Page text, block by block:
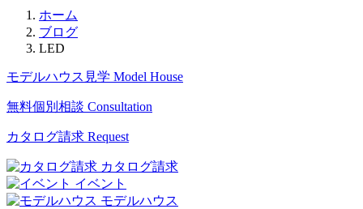
ホーム
ブログ
LED
モデルハウス見学 Model House
無料個別相談 Consultation
カタログ請求 Request
カタログ請求
イベント
モデルハウス